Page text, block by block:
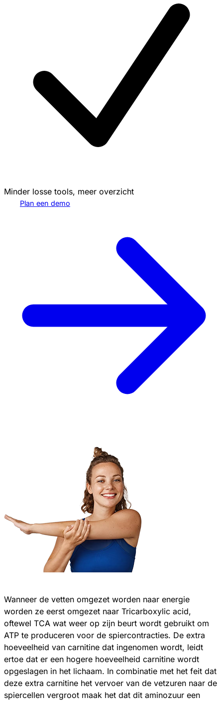
Minder losse tools, meer overzicht
Plan een demo
Wanneer de vetten omgezet worden naar energie
worden ze eerst omgezet naar Tricarboxylic acid,
oftewel TCA wat weer op zijn beurt wordt gebruikt om
ATP te produceren voor de spiercontracties. De extra
hoeveelheid van carnitine dat ingenomen wordt, leidt
ertoe dat er een hogere hoeveelheid carnitine wordt
opgeslagen in het lichaam. In combinatie met het feit dat
deze extra carnitine het vervoer van de vetzuren naar de
spiercellen vergroot maak het dat dit aminozuur een